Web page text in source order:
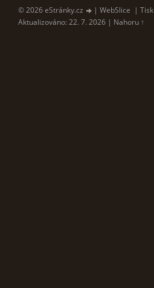
© 2026 eStránky.cz | WebSlice | Tisk
Aktualizováno: 22. 7. 2026 | Nahoru ↑